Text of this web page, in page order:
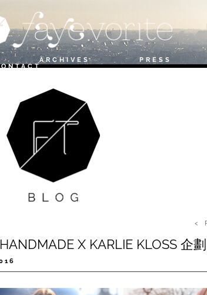
ARCHIVES
PRESS
<
X KARLIE KLOSS 企劃